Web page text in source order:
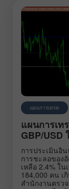
แผนการเทรด
แผนการเท
GBP/USD
การประเมินอิ
การชะลอของ
เหลือ 2.4% ใ
184,000 คน
สำนักงานตรว